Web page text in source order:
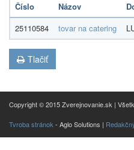
Číslo Názov
25110584
tovar na catering
Tlačiť
Copyright © 2015 Zverejnovanie.sk |
Tvroba stránok - Aglo Solutions |